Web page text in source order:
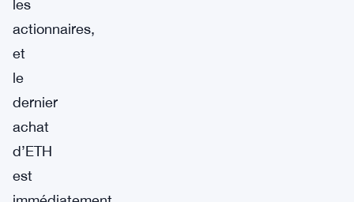
les
actionnaires,
et
le
dernier
achat
d’ETH
est